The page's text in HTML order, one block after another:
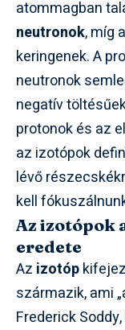
atommagban
neutronok, míg
keringenek. A
neutronok
negatív
protonok és az
az izotópok
lévő
kell
Az izotópok
eredete
Az izotóp
származik, ami
Frederick